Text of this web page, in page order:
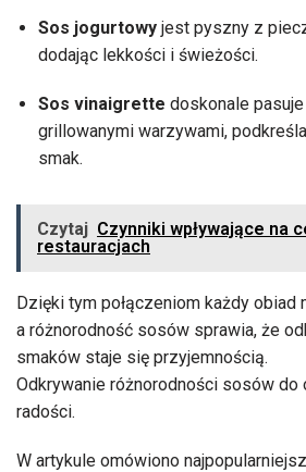
Sos jogurtowy jest pyszny z
dodając lekkości i świeżości.
Sos vinaigrette doskonale
grillowanymi warzywami,
smak.
Czytaj Czynniki wpływające na
restauracjach
Dzięki tym połączeniom każdy obiad
a różnorodność sosów sprawia, że
smaków staje się przyjemnością.
Odkrywanie różnorodności sosów
radości.
W artykule omówiono